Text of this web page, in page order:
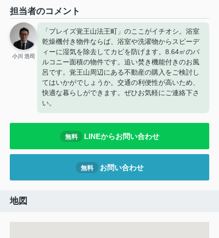
担当者のコメント
小川 浩司
「プレイズ覚王山法王町」のここがイチオシ。浴室
乾燥機付き物件ならば、浴室や洗濯物からスピーデ
ィーに湿気を除去してカビを防げます。8.64㎡のバ
ルコニー面積の物件です。追い焚き機能付きのお風
呂です。覚王山周辺にある不動産の購入をご検討し
てはいかがでしょうか。交通の利便性が高いため、
快適な暮らしができます。ぜひお気軽にご連絡下さ
い。
無料 LINEからお問い合わせ
無料 お問い合わせ
地図